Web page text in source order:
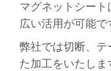
マグネットシー
広い活用が可能で
弊社では切断、テ
た加工をいたしま